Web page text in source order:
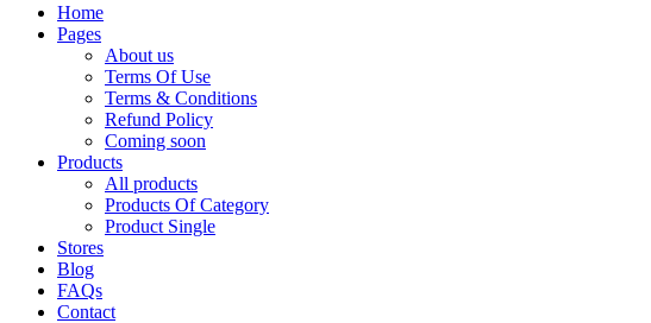
Home
Pages
About us
Terms Of Use
Terms & Conditions
Refund Policy
Coming soon
Products
All products
Products Of Category
Product Single
Stores
Blog
FAQs
Contact